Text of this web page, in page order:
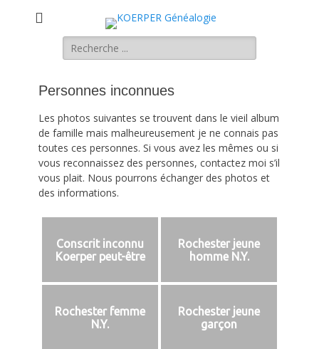
KOERPER
La généalogie Koerper, Herrlisheim.
Rechercher :
Personnes inconnues
Les photos suivantes se trouvent dans le vieil album
de famille mais malheureusement je ne connais pas
toutes ces personnes. Si vous avez les mêmes ou si
vous reconnaissez des personnes, contactez moi s’il
vous plait. Nous pourrons échanger des photos et
des informations.
Conscrit inconnu
Koerper peut-être
Rochester jeune
homme N.Y.
Rochester femme
N.Y.
Rochester jeune
garçon